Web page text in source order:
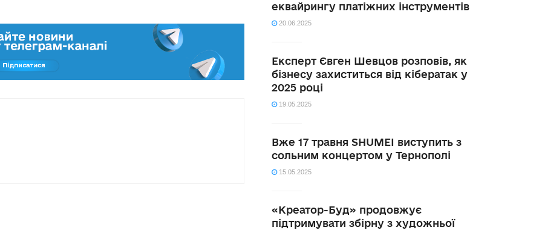
еквайрингу платіжних інструментів
20.06.2025
Експерт Євген Шевцов розповів, як
бізнесу захиститься від кібератак у
2025 році
19.05.2025
Вже 17 травня SHUMEI виступить з
сольним концертом у Тернополі
15.05.2025
«Креатор-Буд» продовжує
підтримувати збірну з художньої